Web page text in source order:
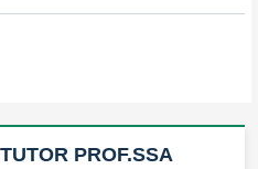
PROF.SSA